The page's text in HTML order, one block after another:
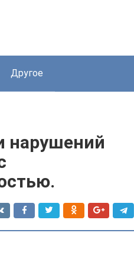
Другое
нарушений